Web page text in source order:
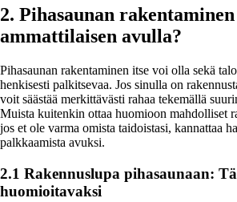
2. Pihasaunan
ammattilaisen avulla?
Pihasaunan rakentaminen itse voi olla sekä
henkisesti palkitsevaa. Jos sinulla on
voit säästää merkittävästi rahaa tekemällä
Muista kuitenkin ottaa huomioon mahdolliset
jos et ole varma omista taidoistasi, kannattaa
palkkaamista avuksi.
2.1 Rakennuslupa pihasaunaan:
huomioitavaksi